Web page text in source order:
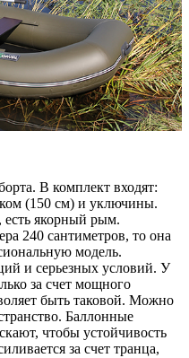
В комплект входят:
(150 см) и уключины.
есть якорный рым.
240 сантиметров, то она
модель.
и серьезных условий. У
за счет мощного
быть таковой. Можно
Баллонные
чтобы устойчивость
за счет транца,